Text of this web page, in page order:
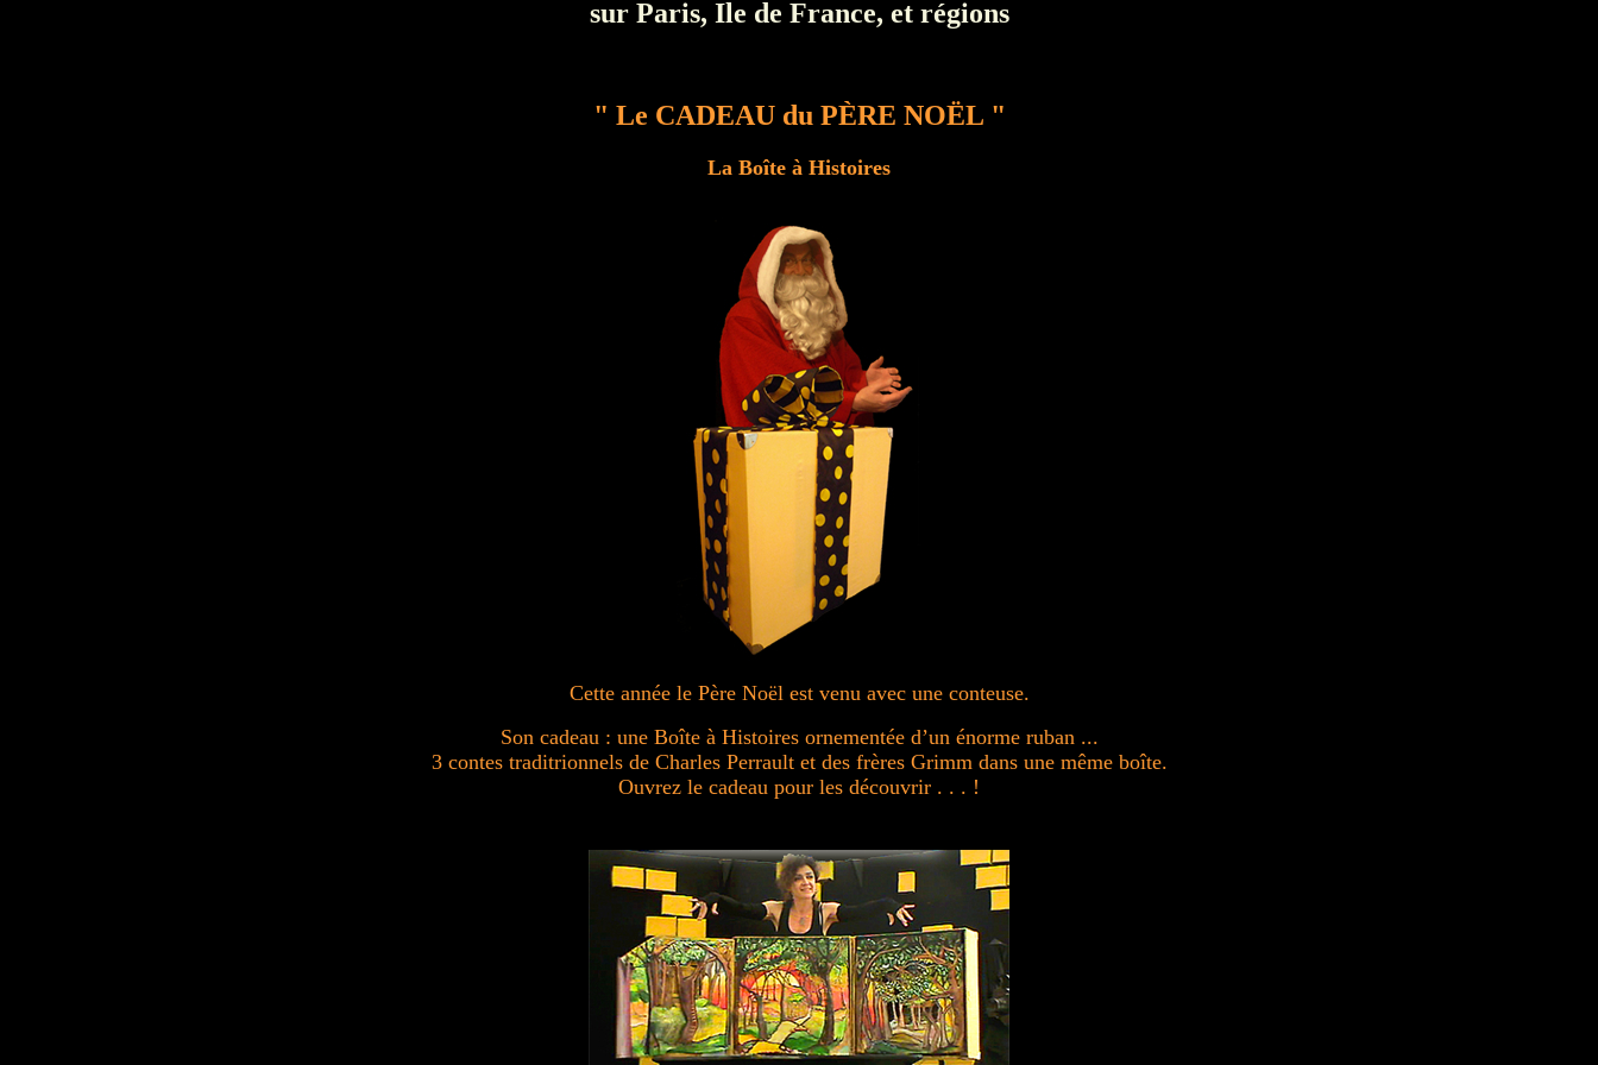
sur Paris, Ile de France, et régions
" Le CADEAU du PÈRE NOËL "
La Boîte à Histoires
Cette année le Père Noël est venu avec une conteuse.
Son cadeau : une Boîte à Histoires ornementée d’un énorme ruban ...
3 contes traditrionnels de Charles Perrault et des frères Grimm dans une même boîte.
Ouvrez le cadeau pour les découvrir . . . !